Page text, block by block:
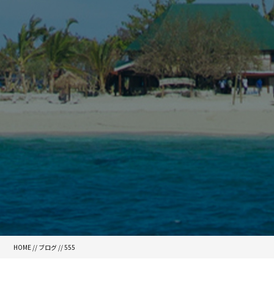
HOME // ブログ // 555